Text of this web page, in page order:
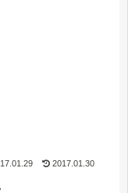
2017.01.30